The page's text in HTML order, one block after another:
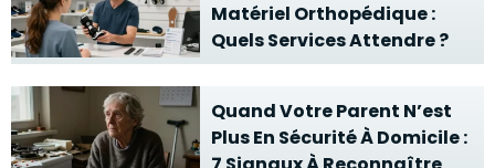
Matériel Orthopédique :
Quels Services Attendre ?
Quand Votre Parent N’est
Plus En Sécurité À Domicile :